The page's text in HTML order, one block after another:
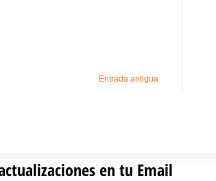
Entrada antigua
en tu Email